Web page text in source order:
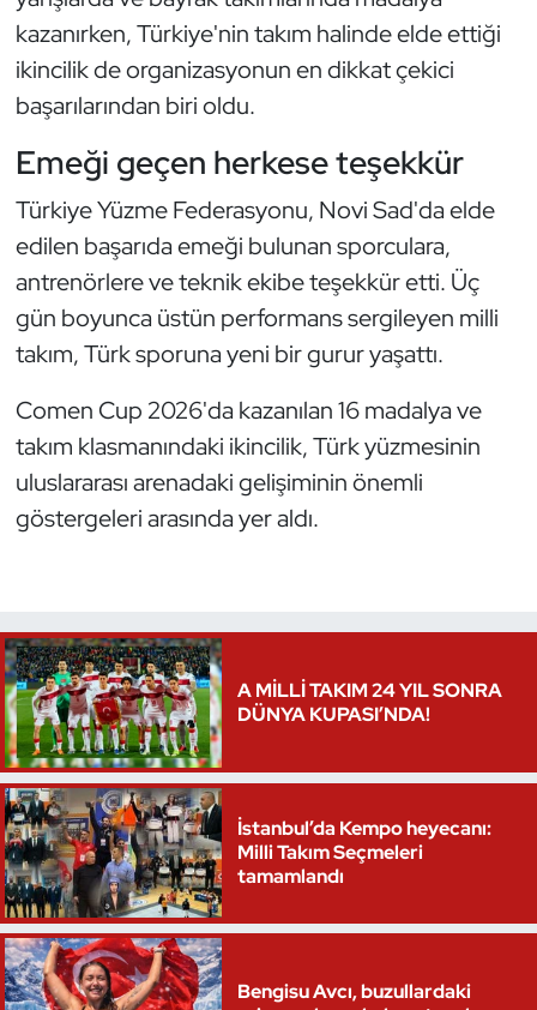
kazanırken, Türkiye'nin takım halinde elde ettiği
ikincilik de organizasyonun en dikkat çekici
başarılarından biri oldu.
Emeği geçen herkese teşekkür
Türkiye Yüzme Federasyonu, Novi Sad'da elde
edilen başarıda emeği bulunan sporculara,
antrenörlere ve teknik ekibe teşekkür etti. Üç
gün boyunca üstün performans sergileyen milli
takım, Türk sporuna yeni bir gurur yaşattı.
Comen Cup 2026'da kazanılan 16 madalya ve
takım klasmanındaki ikincilik, Türk yüzmesinin
uluslararası arenadaki gelişiminin önemli
göstergeleri arasında yer aldı.
A MİLLİ TAKIM 24 YIL SONRA
DÜNYA KUPASI’NDA!
İstanbul’da Kempo heyecanı:
Milli Takım Seçmeleri
tamamlandı
Bengisu Avcı, buzullardaki